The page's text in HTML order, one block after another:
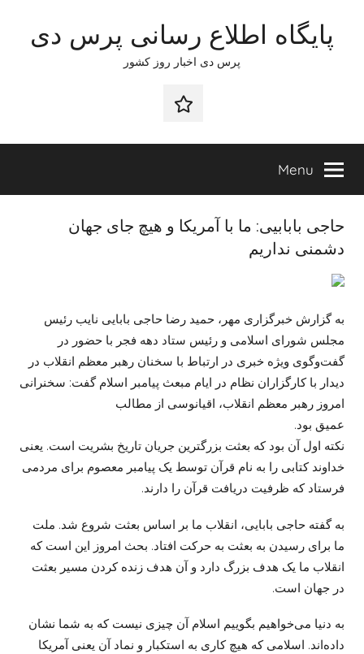
content
پایگاه اطلاع رسانی پرس دی
پرس دی اخبار روز کشور
صفحه
Menu
حاجی بابابیی: ما با آمریکا و هیچ جای جهان
دشمنی نداریم
به گزارش خبرگزاری مهر، حمید رضا حاجی بابایی نایب رئیس
مجلس شورای اسلامی و رئیس ستاد دهه فجر با حضور در
گفت‌وگوی ویژه خبری در ارتباط با سخنان رهبر معظم انقلاب در
دیدار با کارگزاران نظام در ایام مبعث پیامبر اسلام گفت: سخنرانی
امروز رهبر معظم انقلاب، اقیانوسی از مطالب
عمیق بود.
نکته اول آن بود که بعثت بزرگترین جریان تاریخ بشریت است. یعنی
خداوند کتابی را به نام قرآن توسط یک پیامبر معصوم برای مردمی
فرستاد که ظرفیت دریافت قرآن را دارند.
به گفته حاجی بابایی، انقلاب ما بر اساس بعثت شروع شد. ملت
ما برای رسیدن به بعثت به حرکت افتاد. بحث امروز این است که
انقلاب ما یک هدف بزرگ دارد و آن هدف زنده کردن مسیر بعثت
در جهان است.
به دنیا می‌خواهیم بگوییم اسلام آن چیزی نیست که به شما نشان
داده‌اند. اسلامی که هیچ کاری به استکبار و نماد آن یعنی آمریکا